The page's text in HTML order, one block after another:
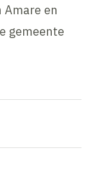
en
gemeente